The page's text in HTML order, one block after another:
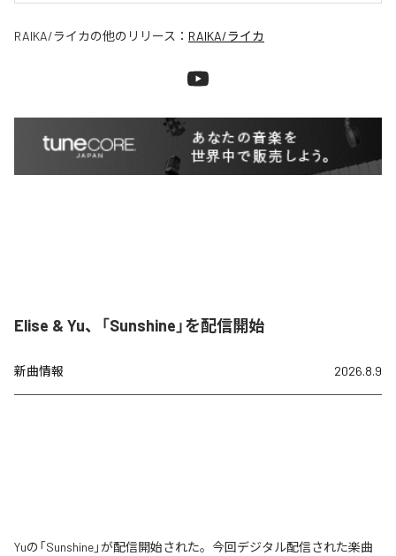
RAIKA/ライカの他のリリース： RAIKA/ライカ
Elise & Yu、「Sunshine」を配信開始
新曲情報 2026.8.9
Yuの「Sunshine」が配信開始された。今回デジタル配信された楽曲